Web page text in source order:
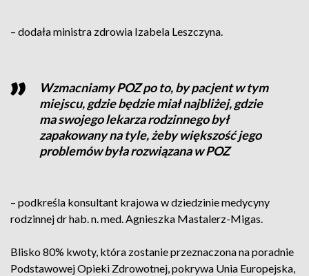
– dodała ministra zdrowia Izabela Leszczyna.
Wzmacniamy POZ po to, by pacjent w tym
miejscu, gdzie będzie miał najbliżej, gdzie
ma swojego lekarza rodzinnego był
zapakowany na tyle, żeby większość jego
problemów była rozwiązana w POZ
– podkreśla konsultant krajowa w dziedzinie medycyny
rodzinnej dr hab. n. med. Agnieszka Mastalerz-Migas.
Blisko 80% kwoty, która zostanie przeznaczona na poradnie
Podstawowej Opieki Zdrowotnej, pokrywa Unia Europejska,